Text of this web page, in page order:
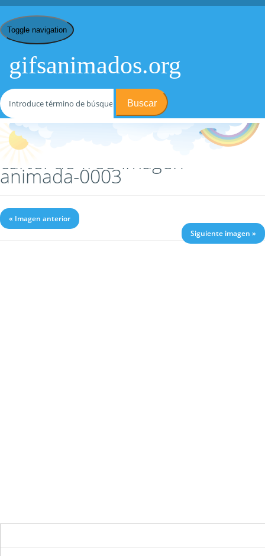
Toggle navigation
gifsanimados.org
Buscar
Inicio/ / cartel-de-free-imagen-animada-0003
cartel-de-free-imagen-
animada-0003
« Imagen anterior
Siguiente imagen »